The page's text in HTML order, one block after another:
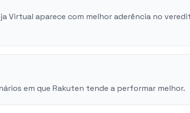
Virtual aparece com melhor aderência no
em que Rakuten tende a performar melhor.